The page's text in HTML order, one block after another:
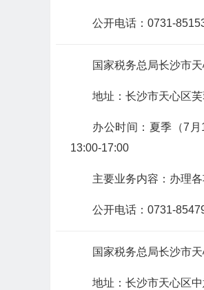
公开电话：0731-
国家税务总局长沙市
地址：长沙市天心区
办公时间：夏季（7
13:00-17:00
主要业务内容：办理
公开电话：0731-
国家税务总局长沙市
地址：长沙市天心区